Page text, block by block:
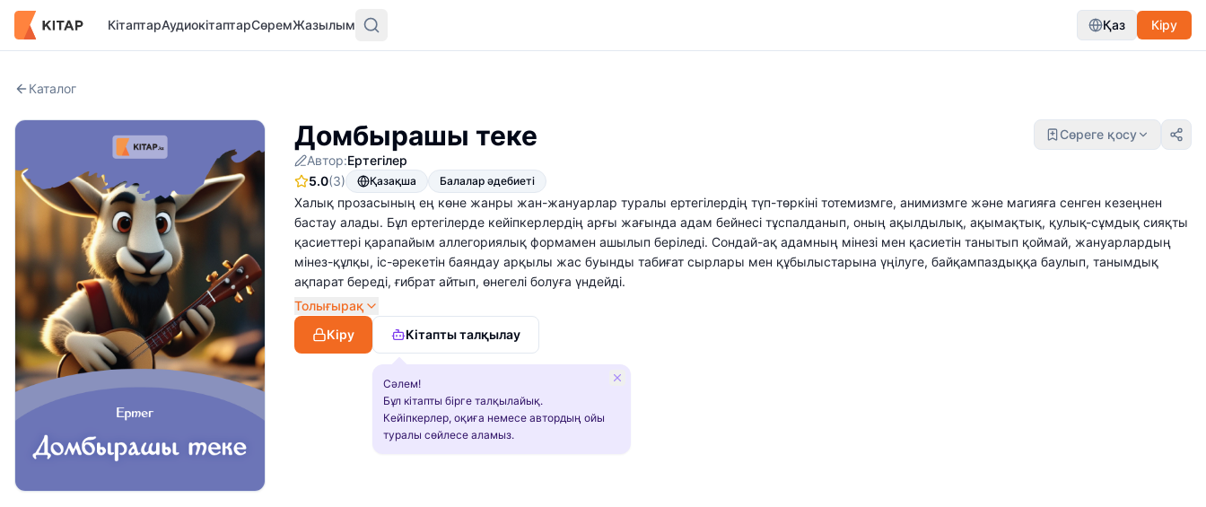
КітаптарАудиокітаптарСөремЖазылым Қаз Кіру
Каталог
Домбырашы теке
Сөреге қосу
Автор:Ертегілер
5.0(3) Қазақша Балалар әдебиеті
Халық прозасының ең көне жанры жан-жануарлар туралы ертегілердің түп-төркіні тотемизмге, анимизмге және магияға сенген кезеңнен
бастау алады. Бұл ертегілерде кейіпкерлердің арғы жағында адам бейнесі тұспалданып, оның ақылдылық, ақымақтық, қулық-сұмдық сияқты
қасиеттері қарапайым аллегориялық формамен ашылып беріледі. Сондай-ақ адамның мінезі мен қасиетін танытып қоймай, жануарлардың
мінез-құлқы, іс-әрекетін баяндау арқылы жас буынды табиғат сырлары мен құбылыстарына үңілуге, байқампаздыққа баулып, танымдық
ақпарат береді, ғибрат айтып, өнегелі болуға үндейді.
Толығырақ
Кіру
Кітапты талқылау
Сәлем!
Бұл кітапты бірге талқылайық.
Кейіпкерлер, оқиға немесе автордың ойы
туралы сөйлесе аламыз.